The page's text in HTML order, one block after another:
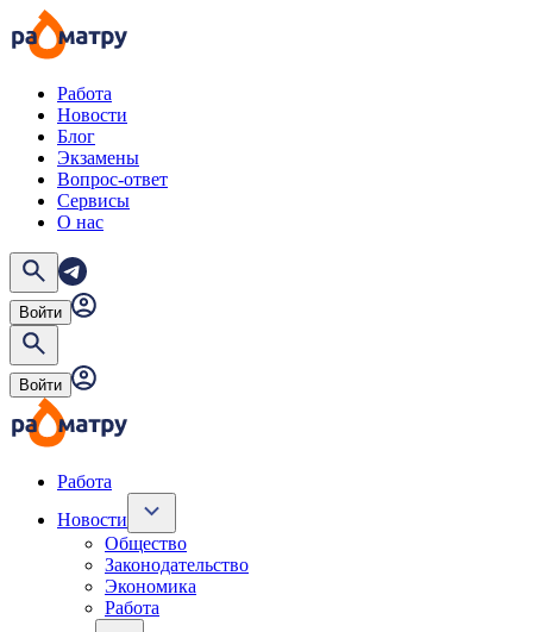
Работа
Новости
Блог
Экзамены
Вопрос-ответ
Сервисы
О нас
Войти
Войти
Работа
Новости
Общество
Законодательство
Экономика
Работа